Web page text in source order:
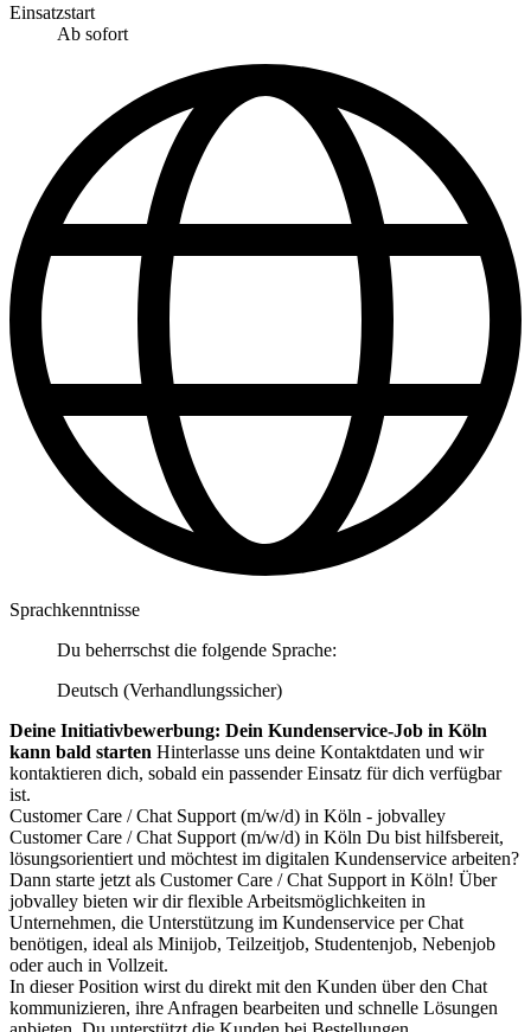
Einsatzstart
Ab sofort
Sprachkenntnisse
Du beherrschst die folgende Sprache:
Deutsch (Verhandlungssicher)
Deine Initiativbewerbung: Dein Kundenservice-Job in Köln
kann bald starten Hinterlasse uns deine Kontaktdaten und wir
kontaktieren dich, sobald ein passender Einsatz für dich verfügbar
ist.
Customer Care / Chat Support (m/w/d) in Köln - jobvalley
Customer Care / Chat Support (m/w/d) in Köln Du bist hilfsbereit,
lösungsorientiert und möchtest im digitalen Kundenservice arbeiten?
Dann starte jetzt als Customer Care / Chat Support in Köln! Über
jobvalley bieten wir dir flexible Arbeitsmöglichkeiten in
Unternehmen, die Unterstützung im Kundenservice per Chat
benötigen, ideal als Minijob, Teilzeitjob, Studentenjob, Nebenjob
oder auch in Vollzeit.
In dieser Position wirst du direkt mit den Kunden über den Chat
kommunizieren, ihre Anfragen bearbeiten und schnelle Lösungen